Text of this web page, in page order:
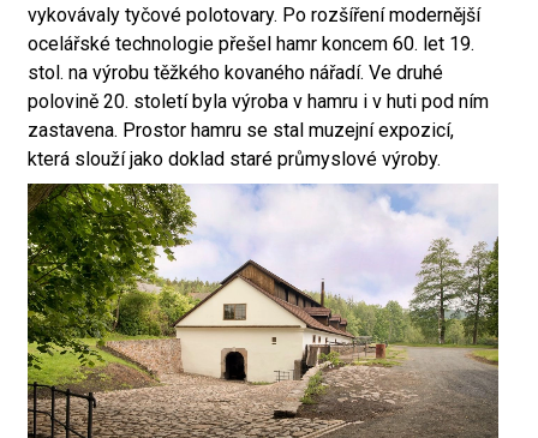
vykovávaly tyčové polotovary. Po rozšíření modernější
ocelářské technologie přešel hamr koncem 60. let 19.
stol. na výrobu těžkého kovaného nářadí. Ve druhé
polovině 20. století byla výroba v hamru i v huti pod ním
zastavena. Prostor hamru se stal muzejní expozicí,
která slouží jako doklad staré průmyslové výroby.